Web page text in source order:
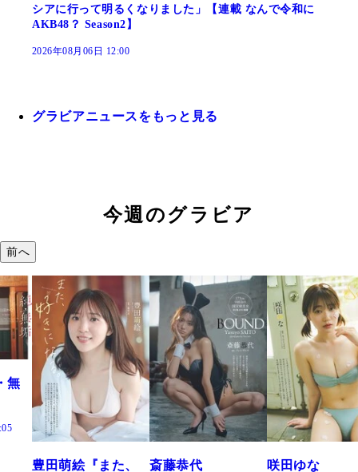
シアに行って明るくなりました」【連載 なんで令和に
AKB48？ Season2】
2026年08月06日 12:00
グラビアニュースをもっと見る
今週のグラビア
前へ
斎藤恭代 咲田ゆな 藤水咲桜『花